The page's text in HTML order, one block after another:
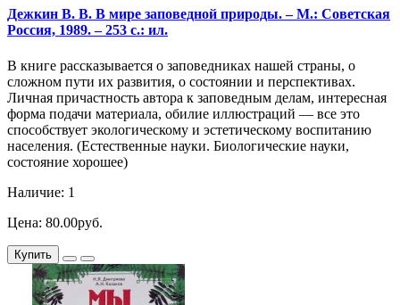
Дежкин В. В. В мире заповедной природы. – М.: Советская
Россия, 1989. – 253 с.: ил.
В книге рассказывается о заповедниках нашей страны, о
сложном пути их развития, о состоянии и перспективах.
Личная причастность автора к заповедным делам, интересная
форма подачи материала, обилие иллюстраций — все это
способствует экологическому и эстетическому воспитанию
населения. (Естественные науки. Биологические науки,
состояние хорошее)
Наличие: 1
Цена: 80.00руб.
Купить